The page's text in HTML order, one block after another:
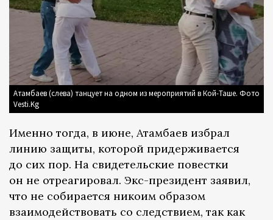
Атамбаев (слева) танцует на одном из мероприятий в Кой-Таше. Фото
Vesti.Kg
Именно тогда, в июне, Атамбаев избрал
линию защиты, которой придерживается
до сих пор. На свидетельские повестки
он не отреагировал. Экс-президент заявил,
что не собирается никоим образом
взаимодействовать со следствием, так как